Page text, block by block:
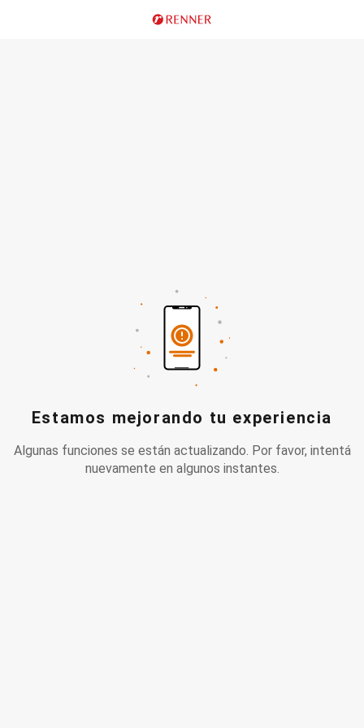
Estamos mejorando tu experiencia
Algunas funciones se están actualizando. Por favor, intentá
nuevamente en algunos instantes.